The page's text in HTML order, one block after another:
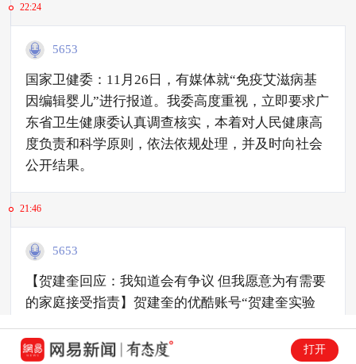
22:24
5653
​国家卫健委：11月26日，有媒体就“免疫艾滋病基
因编辑婴儿”进行报道。我委高度重视，立即要求广
东省卫生健康委认真调查核实，本着对人民健康高
度负责和科学原则，依法依规处理，并及时向社会
公开结果。
21:46
5653
【贺建奎回应：我知道会有争议 但我愿意为有需要
的家庭接受指责】贺建奎的优酷账号“贺建奎实验
镜讲述两个婴儿露露和娜娜的情况。贺建奎表示，
打开